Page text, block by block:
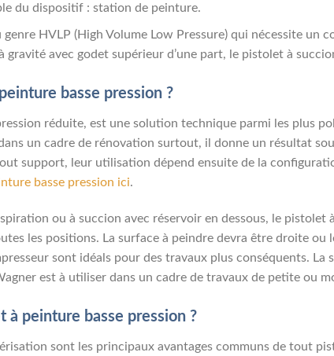
du dispositif : station de peinture.
HVLP (High Volume Low Pressure) qui nécessite un
gravité avec godet supérieur d’une part, le pistolet à
basse pression ?
réduite, est une solution technique parmi les plus
un cadre de rénovation surtout, il donne un résultat
support, leur utilisation dépend ensuite de la
basse pression ici.
ou à succion avec réservoir en dessous, le
les positions. La surface à peindre devra être droite ou
sont idéals pour des travaux plus conséquents.
est à utiliser dans un cadre de travaux de petite ou
peinture basse pression ?
sont les principaux avantages communs de tout